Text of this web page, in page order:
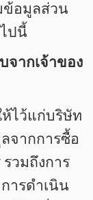
ข้อมูลส่วน
ปนี้
จากเจ้าของ
ไว้แก่บริษัท
จากการซื้อ
วมถึงการ
ารดำเนิน